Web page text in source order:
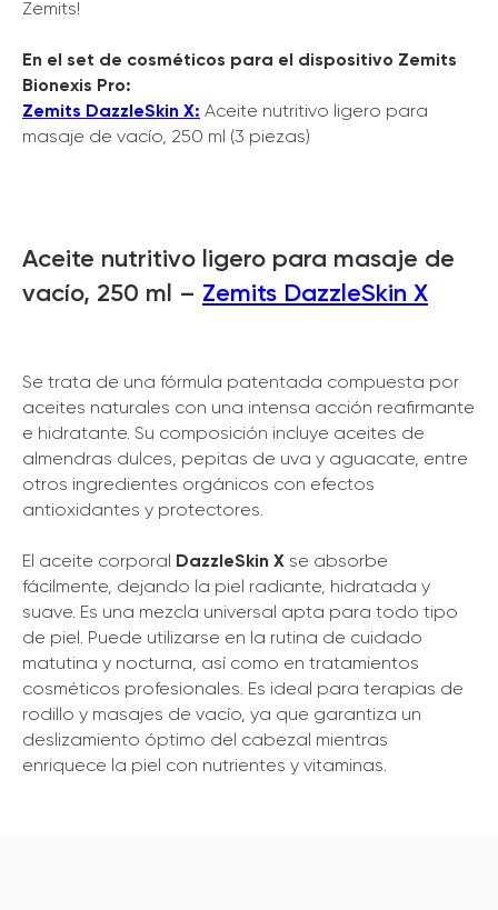
Zemits!
En el set de cosméticos para el dispositivo Zemits
Bionexis Pro:
Zemits DazzleSkin X: Aceite nutritivo ligero para
masaje de vacío, 250 ml (3 piezas)
Aceite nutritivo ligero para masaje de
vacío, 250 ml – Zemits DazzleSkin X
Se trata de una fórmula patentada compuesta por
aceites naturales con una intensa acción reafirmante
e hidratante. Su composición incluye aceites de
almendras dulces, pepitas de uva y aguacate, entre
otros ingredientes orgánicos con efectos
antioxidantes y protectores.
El aceite corporal DazzleSkin X se absorbe
fácilmente, dejando la piel radiante, hidratada y
suave. Es una mezcla universal apta para todo tipo
de piel. Puede utilizarse en la rutina de cuidado
matutina y nocturna, así como en tratamientos
cosméticos profesionales. Es ideal para terapias de
rodillo y masajes de vacío, ya que garantiza un
deslizamiento óptimo del cabezal mientras
enriquece la piel con nutrientes y vitaminas.